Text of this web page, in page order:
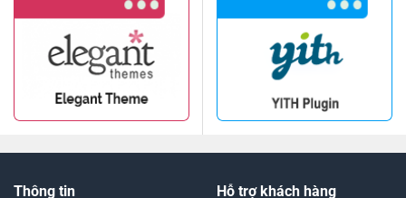
Thông tin Hỗ trợ khách hàng